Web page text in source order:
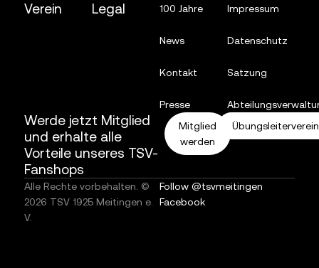
Verein Legal 100 Jahre
News
Kontakt
Presse
Impressum
Datenschutz
Satzung
Werde jetzt Mitglied
und erhalte alle
Vorteile unseres TSV-
Fanshops
Mitglied
werden
Alle Rechte vorbehalten. ©
2026 TSV 1925 Meitingen e.
V.
Follow @tsvmeitingen
Facebook